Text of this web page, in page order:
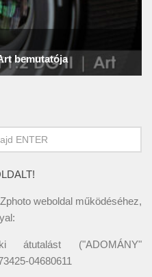
weboldal működéséhez,
átutalást ("ADOMÁNY"
04680611